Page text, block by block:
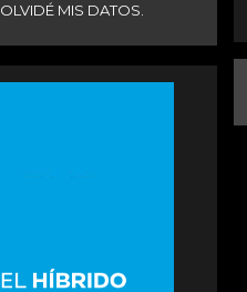
OLVIDÉ MIS DATOS.